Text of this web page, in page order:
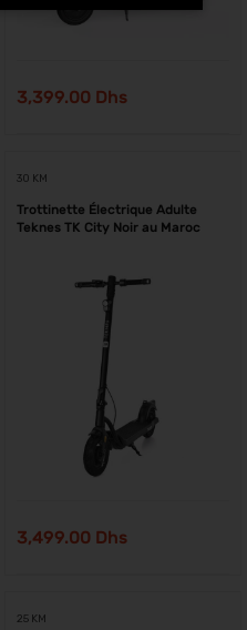
3,399.00 Dhs
30 KM
Trottinette Électrique Adulte
Teknes TK City Noir au Maroc
3,499.00 Dhs
25 KM